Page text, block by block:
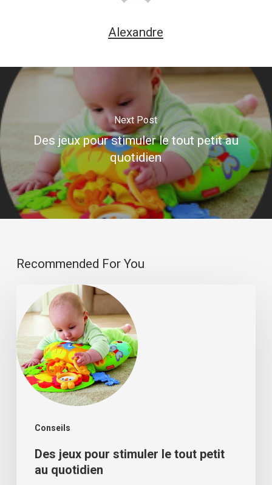
Alexandre
Next Post
Des jeux pour stimuler le tout petit au
quotidien
Recommended For You
Conseils
jeux
pour
stimuler
le
quotidienDes jeux pour stimuler le tout petit
au quotidien